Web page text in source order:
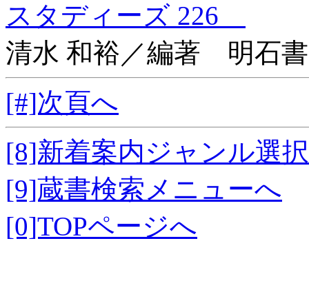
スタディーズ 226
清水 和裕／編著 明石
[#]次頁へ
[8]新着案内ジャンル選
[9]蔵書検索メニューへ
[0]TOPページへ